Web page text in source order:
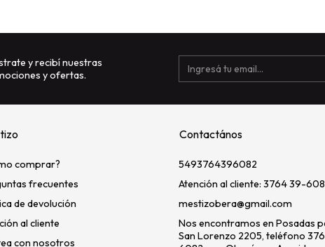
y recibí nuestras
y ofertas.
comprar?
frecuentes
de devolución
al cliente
con nosotros
Contactános
5493764396082
Atención al cliente: 3764 39-
mestizobera@gmail.com
Nos encontramos en Posadas
San Lorenzo 2205, teléfono